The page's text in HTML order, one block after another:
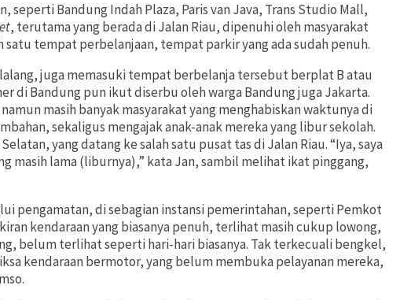
Bandung Indah Plaza, Paris van Java, Trans Studio Mall,
, terutama yang berada di Jalan Riau, dipenuhi oleh masyarakat
satu tempat perbelanjaan, tempat parkir yang ada sudah penuh.
juga memasuki tempat berbelanja tersebut berplat B atau
di Bandung pun ikut diserbu oleh warga Bandung juga Jakarta.
masih banyak masyarakat yang menghabiskan waktunya di
sekaligus mengajak anak-anak mereka yang libur sekolah.
yang datang ke salah satu pusat tas di Jalan Riau. “Iya, saya
masih lama (liburnya),” kata Jan, sambil melihat ikat pinggang,
pengamatan, di sebagian instansi pemerintahan, seperti Pemkot
kendaraan yang biasanya penuh, terlihat masih cukup lowong,
belum terlihat seperti hari-hari biasanya. Tak terkecuali bengkel,
kendaraan bermotor, yang belum membuka pelayanan mereka,